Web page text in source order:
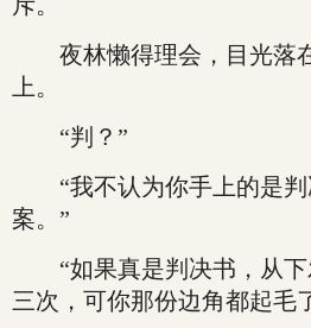
夜林懒得理会，目光落
上。
“判？”
“我不认为你手上的是判
案。”
“如果真是判决书，从下
三次，可你那份边角都起毛